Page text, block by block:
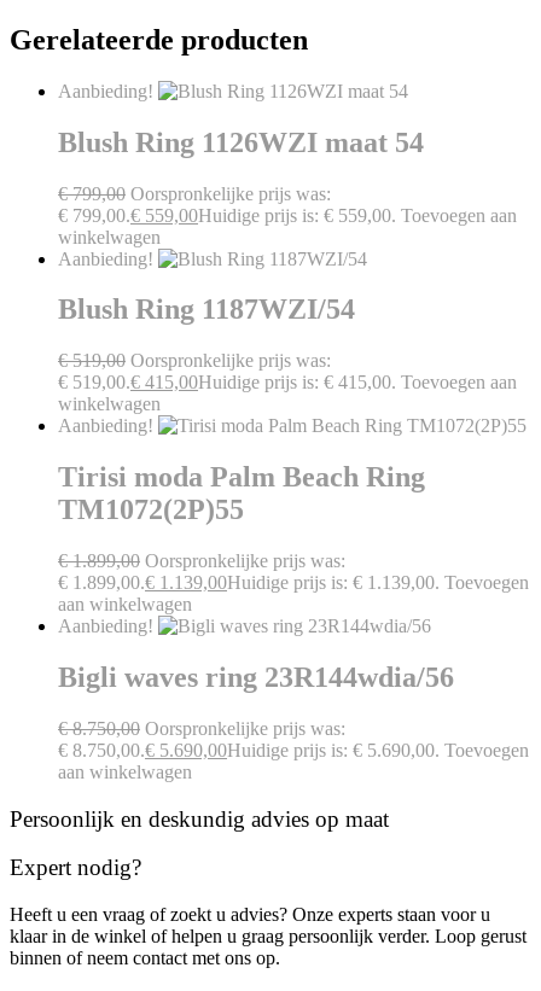
Gerelateerde producten
Aanbieding!
Blush Ring 1126WZI maat 54
€799,00 Oorspronkelijke prijs was:
€ 799,00.€ 559,00Huidige prijs is: € 559,00. Toevoegen aan
winkelwagen
Aanbieding!
Blush Ring 1187WZI/54
€519,00 Oorspronkelijke prijs was:
€ 519,00.€ 415,00Huidige prijs is: € 415,00. Toevoegen aan
winkelwagen
Aanbieding!
Tirisi moda Palm Beach Ring
TM1072(2P)55
€1.899,00 Oorspronkelijke prijs was:
€ 1.899,00.€ 1.139,00Huidige prijs is: € 1.139,00. Toevoegen
aan winkelwagen
Aanbieding!
Bigli waves ring 23R144wdia/56
€8.750,00 Oorspronkelijke prijs was:
€ 8.750,00.€ 5.690,00Huidige prijs is: € 5.690,00. Toevoegen
aan winkelwagen
Persoonlijk en deskundig advies op maat
Expert nodig?
Heeft u een vraag of zoekt u advies? Onze experts staan voor u
klaar in de winkel of helpen u graag persoonlijk verder. Loop gerust
binnen of neem contact met ons op.